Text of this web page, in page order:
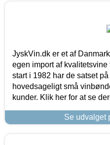
JyskVin.dk er et af
egen import af
start i 1982 har de satset
hovedsageligt små
kunder. Klik her for at se
Se udvalget